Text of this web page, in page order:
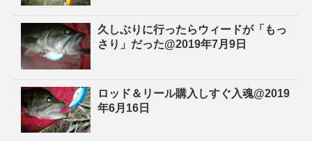
久しぶりに行ったらウィードが「もっ
さり」だった@2019年7月9日
ロッド＆リール購入しすぐ入魂@2019
年6月16日